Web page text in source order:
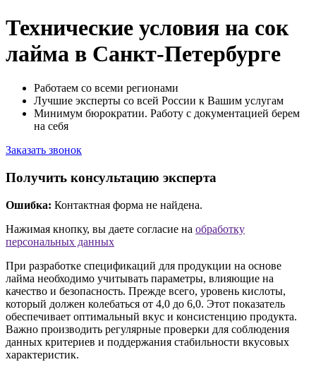
Технические условия на сок
лайма в Санкт-Петербурге
Работаем со всеми регионами
Лучшие эксперты со всей России к Вашим услугам
Минимум бюрократии. Работу с документацией берем
на себя
Заказать звонок
Получить консультацию эксперта
Ошибка: Контактная форма не найдена.
Нажимая кнопку, вы даете согласие на обработку
персональных данных
При разработке спецификаций для продукции на основе
лайма необходимо учитывать параметры, влияющие на
качество и безопасность. Прежде всего, уровень кислоты,
который должен колебаться от 4,0 до 6,0. Этот показатель
обеспечивает оптимальный вкус и консистенцию продукта.
Важно производить регулярные проверки для соблюдения
данных критериев и поддержания стабильности вкусовых
характеристик.